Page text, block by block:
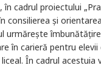
cadrul proiectului
consilierea și
urmărește
în carieră pentru
În cadrul acestuia